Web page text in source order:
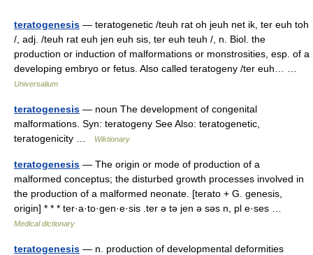
teratogenesis — teratogenetic /teuh rat oh jeuh net ik, ter euh toh
/, adj. /teuh rat euh jen euh sis, ter euh teuh /, n. Biol. the
production or induction of malformations or monstrosities, esp. of a
developing embryo or fetus. Also called teratogeny /ter euh… …
Universalium
teratogenesis — noun The development of congenital
malformations. Syn: teratogeny See Also: teratogenetic,
teratogenicity …
Wiktionary
teratogenesis — The origin or mode of production of a
malformed conceptus; the disturbed growth processes involved in
the production of a malformed neonate. [terato + G. genesis,
origin] * * * ter·a·to·gen·e·sis .ter ə tə jen ə səs n, pl e·ses …
Medical dictionary
teratogenesis — n. production of developmental deformities